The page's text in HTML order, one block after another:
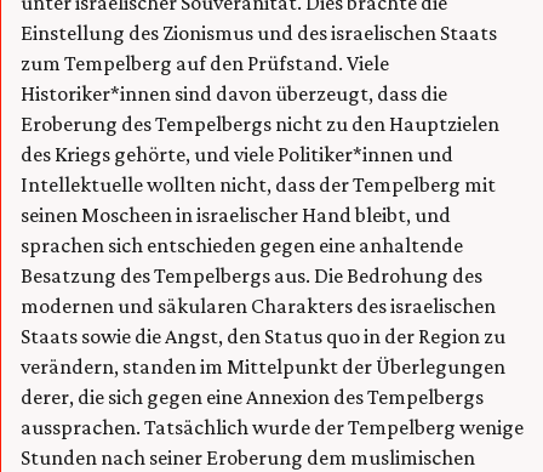
Einstellung des Zionismus und des israelischen Staats
zum Tempelberg auf den Prüfstand. Viele
Historiker*innen sind davon überzeugt, dass die
Eroberung des Tempelbergs nicht zu den Hauptzielen
des Kriegs gehörte, und viele Politiker*innen und
Intellektuelle wollten nicht, dass der Tempelberg mit
seinen Moscheen in israelischer Hand bleibt, und
sprachen sich entschieden gegen eine anhaltende
Besatzung des Tempelbergs aus. Die Bedrohung des
modernen und säkularen Charakters des israelischen
Staats sowie die Angst, den Status quo in der Region zu
verändern, standen im Mittelpunkt der Überlegungen
derer, die sich gegen eine Annexion des Tempelbergs
aussprachen. Tatsächlich wurde der Tempelberg wenige
Stunden nach seiner Eroberung dem muslimischen